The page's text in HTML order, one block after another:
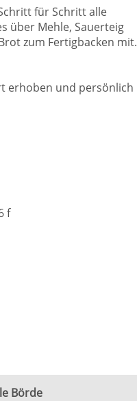
für Schritt alle
über Mehle, Sauerteig
zum Fertigbacken mit.
erhoben und persönlich
f
Börde